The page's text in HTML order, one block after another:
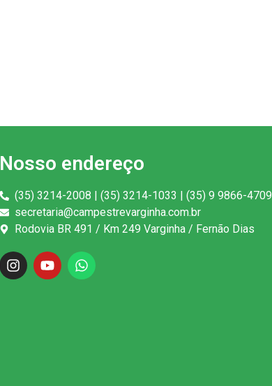
Nosso endereço
(35) 3214-2008 | (35) 3214-1033 | (35) 9 9866-4709
secretaria@campestrevarginha.com.br
Rodovia BR 491 / Km 249 Varginha / Fernão Dias